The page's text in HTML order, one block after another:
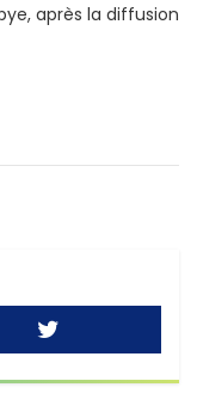
après la diffusion